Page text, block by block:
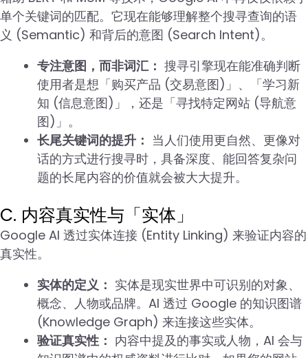
单个关键词的匹配。它现在能够理解整个搜寻查询的语
义 (Semantic) 和背后的意图 (Search Intent)。
专注意图，而非词汇： 搜寻引擎现在能准确判断
使用者是想「购买产品 (交易意图)」、「学习新
知 (信息意图)」，还是「寻找特定网站 (导航意
图)」。
长尾关键词的提升： 当人们使用更自然、更像对
话的方式进行搜寻时，具备深度、能回答复杂问
题的长尾内容的价值就会被大大提升。
C. 内容真实性与「实体」
Google AI 透过实体连接 (Entity Linking) 来验证内容的
真实性。
实体的定义： 实体是现实世界中可识别的对象、
概念、人物或品牌。AI 透过 Google 的知识图谱
(Knowledge Graph) 来连接这些实体。
验证真实性： 内容中提及的事实或人物，AI 会与